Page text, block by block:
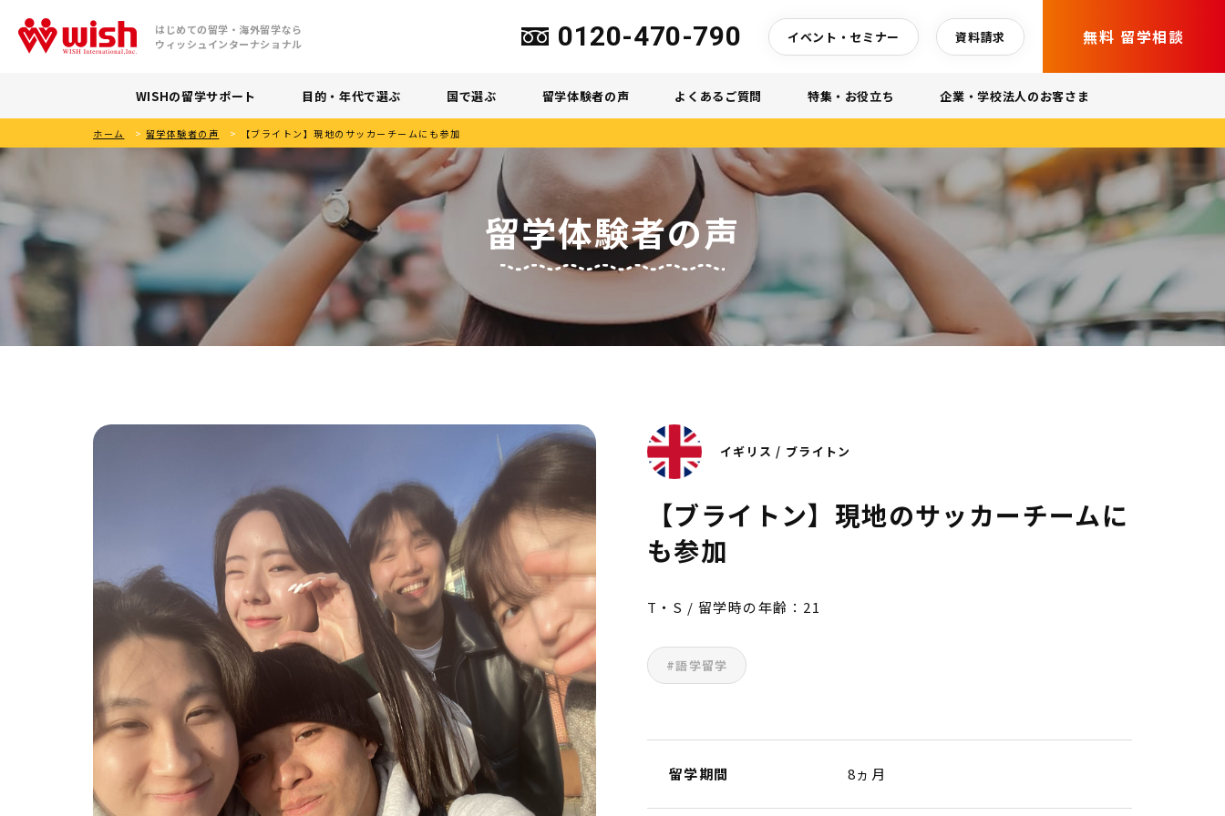
はじめての留学・海外留学なら
ウィッシュインターナショナル
0120-470-790 イベント・セミナー 資料請求 無料 留学相談
WISHの留学サポート 目的・年代で選ぶ 国で選ぶ 留学体験者の声 よくあるご質問 特集・お役立ち 企業・学校法人のお客さま
ホーム > 留学体験者の声 > 【ブライトン】現地のサッカーチームにも参加
留学体験者の声
イギリス / ブライトン
【ブライトン】現地のサッカーチームに
も参加
T・S / 留学時の年齢：21
#語学留学
留学期間 8ヵ月